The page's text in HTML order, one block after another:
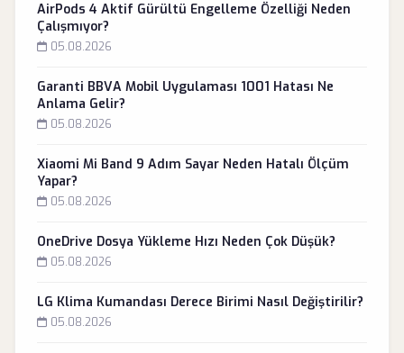
AirPods 4 Aktif Gürültü Engelleme Özelliği Neden
Çalışmıyor?
05.08.2026
Garanti BBVA Mobil Uygulaması 1001 Hatası Ne
Anlama Gelir?
05.08.2026
Xiaomi Mi Band 9 Adım Sayar Neden Hatalı Ölçüm
Yapar?
05.08.2026
OneDrive Dosya Yükleme Hızı Neden Çok Düşük?
05.08.2026
LG Klima Kumandası Derece Birimi Nasıl Değiştirilir?
05.08.2026